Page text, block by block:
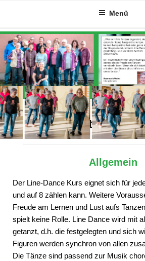
springen
Menü
Alles Wichtige auf
Allgemein
Der Line-Dance Kurs eignet sich für
und auf 8 zählen kann. Weitere
Freude am Lernen und Lust aufs
spielt keine Rolle. Line Dance wird mit
getanzt, d.h. die festgelegten und sich
Figuren werden synchron von allen
Die Tänze sind passend zur Musik